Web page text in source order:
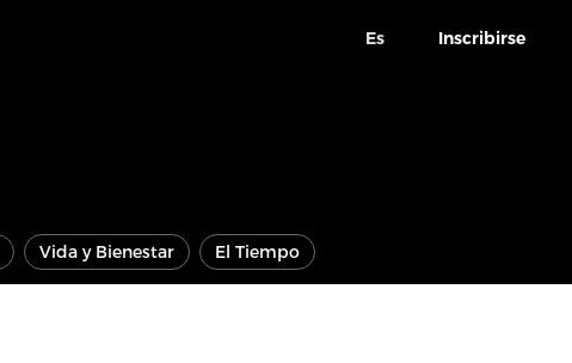
Es Inscribirse
Vida y Bienestar El Tiempo